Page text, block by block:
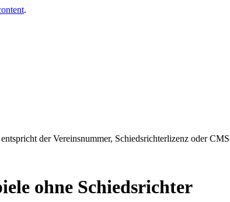
.
der Vereinsnummer, Schiedsrichterlizenz oder
ohne Schiedsrichter